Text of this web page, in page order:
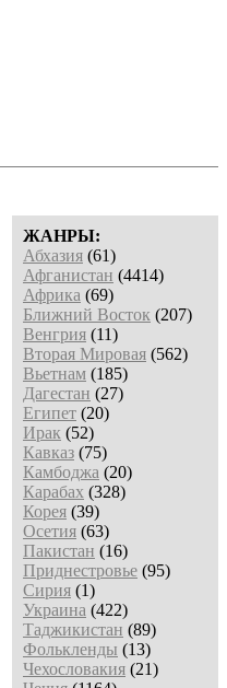
ЖАНРЫ:
Абхазия (61)
Афганистан (4414)
Африка (69)
Ближний Восток (207)
Венгрия (11)
Вторая Мировая (562)
Вьетнам (185)
Дагестан (27)
Египет (20)
Ирак (52)
Кавказ (75)
Камбоджа (20)
Карабах (328)
Корея (39)
Осетия (63)
Пакистан (16)
Приднестровье (95)
Сирия (1)
Украина (422)
Таджикистан (89)
Фолькленды (13)
Чехословакия (21)